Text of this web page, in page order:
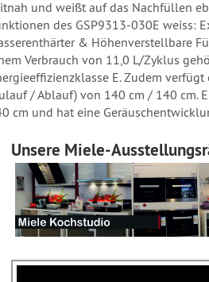
und weißt auf das Nachfüllen
des GSP9313-030E weiss:
& Höhenverstellbare
Verbrauch von 11,0 L/Zyklus
E. Zudem
/ Ablauf) von 140 cm / 140 cm.
cm und hat eine
Unsere Miele-